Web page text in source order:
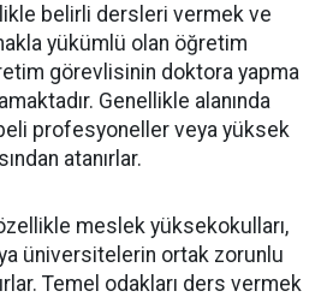
belirli dersleri vermek ve
yükümlü olan öğretim
görevlisinin doktora yapma
Genellikle alanında
profesyoneller veya yüksek
atanırlar.
meslek yüksekokulları,
üniversitelerin ortak zorunlu
Temel odakları ders vermek